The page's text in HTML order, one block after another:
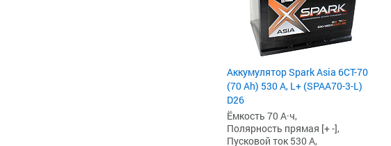
Аккумулятор Spark Asia 6СТ-70
(70 Ah) 530 А, L+ (SPAA70-3-L)
D26
Ёмкость 70 А·ч,
Полярность прямая [+ -],
Пусковой ток 530 А,